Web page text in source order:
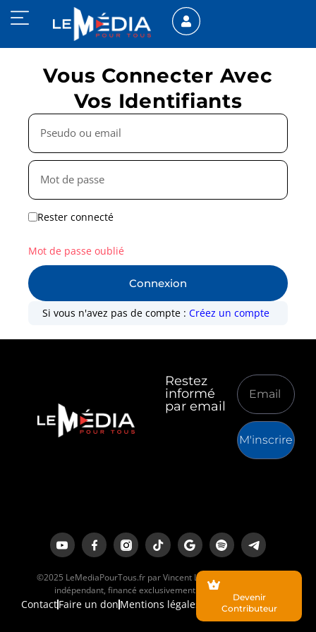
Vous Connecter Avec
Vos Identifiants
Rester connecté
Connexion
Mot de passe oublié
Si vous n'avez pas de compte :Créez un compte
Restez
informé
par email
M'inscrire
©2025 LeMediaPourTous.fr par Vincent Lapierre est un média
indépendant, financé exclusivement par ses lecteurs.
ContactFaire un don Mentions légales
Devenir
Contributeur